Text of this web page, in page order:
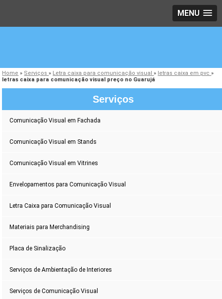
MENU
Home » Serviços» Letra caixa para comunicação visual» letras caixa em pvc»
letras caixa para comunicação visual preço no Guarujá
Serviços
Comunicação Visual em Fachada
Comunicação Visual em Stands
Comunicação Visual em Vitrines
Envelopamentos para Comunicação Visual
Letra Caixa para Comunicação Visual
Materiais para Merchandising
Placa de Sinalização
Serviços de Ambientação de Interiores
Serviços de Comunicação Visual